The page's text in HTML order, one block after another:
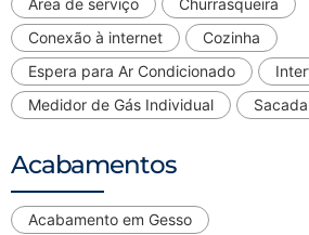
Conexão à internet
Cozinha
Espera para Ar Condicionado
Medidor de Gás Individual
Sacada
Acabamentos
Acabamento em Gesso